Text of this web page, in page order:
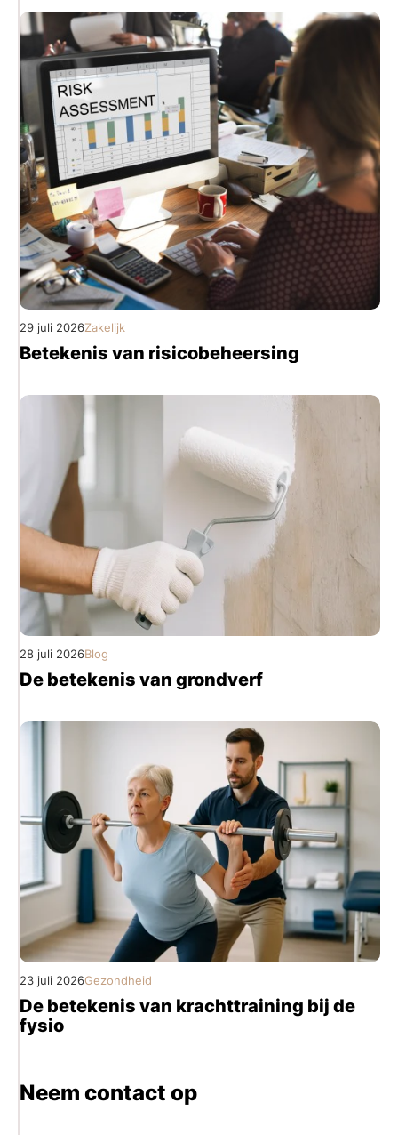
29 juli 2026Zakelijk
Betekenis van risicobeheersing
28 juli 2026Blog
De betekenis van grondverf
23 juli 2026Gezondheid
De betekenis van krachttraining bij de
fysio
Neem contact op